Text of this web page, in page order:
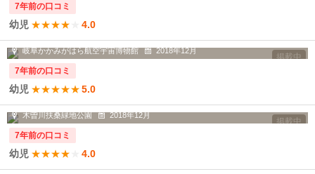
7年前の口コミ
幼児 ★★★★ 4.0
掲載中
乳児連れにもとてもオススメスポットです！
岐阜かかみがはら航空宇宙博物館 2018年12月
7年前の口コミ
幼児 ★★★★★5.0
掲載中
大型遊具がたくさんあり、幼児から小...
木曽川扶桑緑地公園 2018年12月
7年前の口コミ
幼児 ★★★★ 4.0
タワー付近とパーク奥の方に大型遊具...